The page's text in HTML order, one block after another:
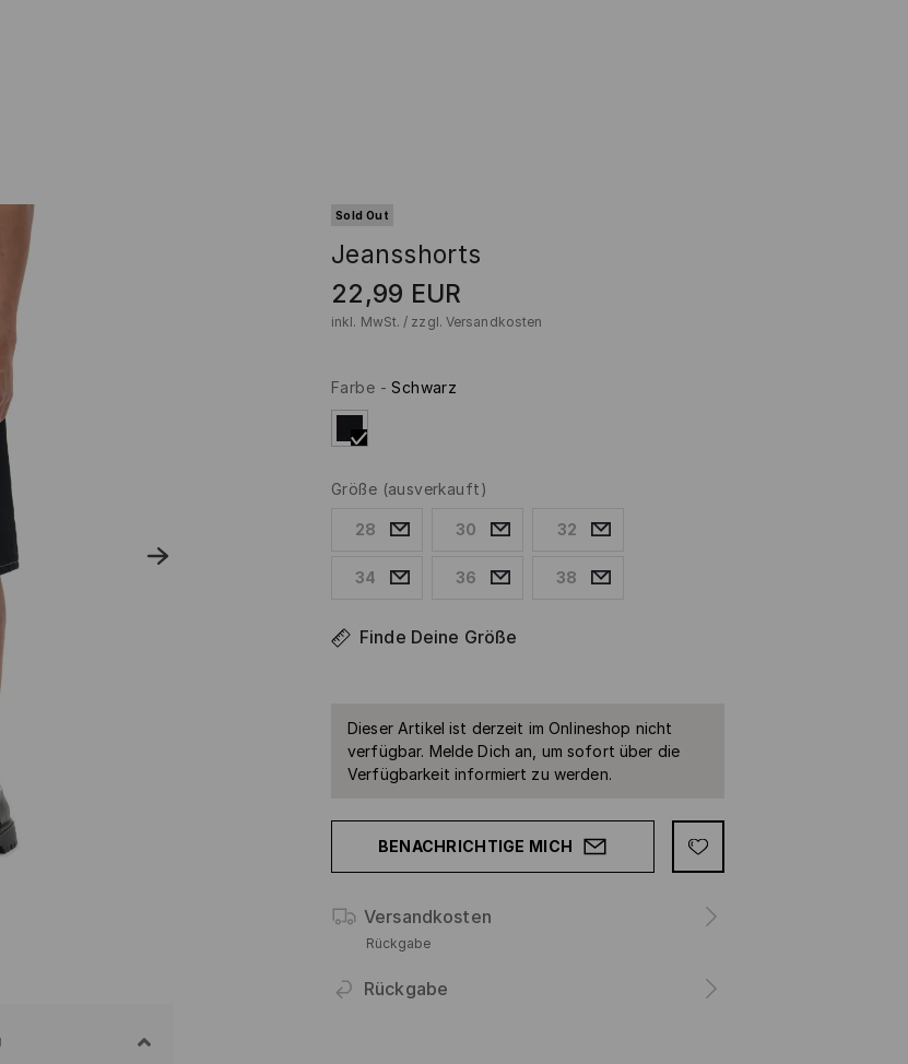
Sold Out
Jeansshorts
22,99 EUR
inkl. MwSt. / zzgl. Versandkosten
Farbe - Schwarz
Größe (ausverkauft)
28 30 32
34 36 38
Finde Deine Größe
Dieser Artikel ist derzeit im Onlineshop nicht
verfügbar. Melde Dich an, um sofort über die
Verfügbarkeit informiert zu werden.
BENACHRICHTIGE MICH
Versandkosten
Rückgabe
Rückgabe